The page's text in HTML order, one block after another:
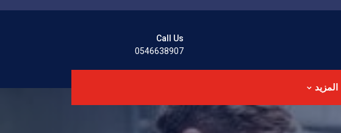
Call Us
0546638907
المزيد